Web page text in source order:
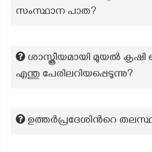
സംസ്ഥാന പാത?
ശാസ്ത്രീയമായി മുയൽ
എന്തു പേരിലറിയപ്പെടുന്നു?
ഉത്തര്‍പ്രദേശിന്‍റെ